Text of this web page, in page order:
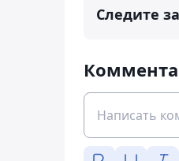
Следите